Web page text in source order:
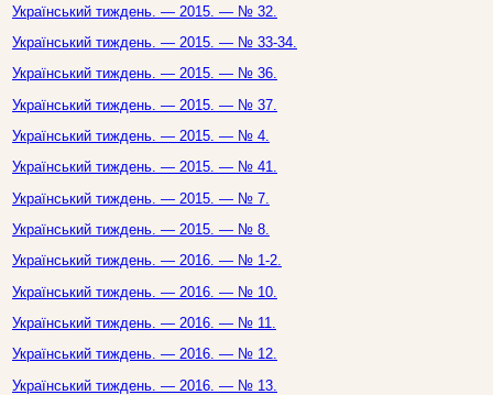
Український тиждень. — 2015. — № 32.
Український тиждень. — 2015. — № 33-34.
Український тиждень. — 2015. — № 36.
Український тиждень. — 2015. — № 37.
Український тиждень. — 2015. — № 4.
Український тиждень. — 2015. — № 41.
Український тиждень. — 2015. — № 7.
Український тиждень. — 2015. — № 8.
Український тиждень. — 2016. — № 1-2.
Український тиждень. — 2016. — № 10.
Український тиждень. — 2016. — № 11.
Український тиждень. — 2016. — № 12.
Український тиждень. — 2016. — № 13.